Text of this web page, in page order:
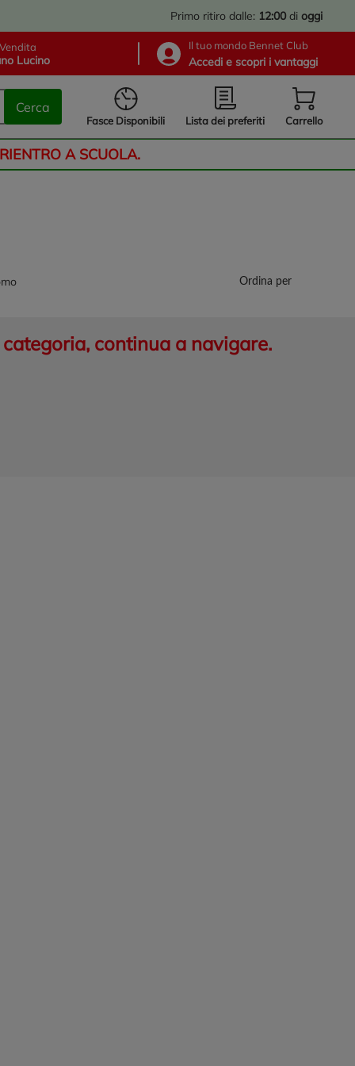
Primo ritiro dalle: 12:00 di oggi
Lucino
Il tuo mondo Bennet Club
Accedi e scopri i vantaggi
Cerca
Fasce Disponibili Lista dei preferiti Carrello
A SCUOLA.
Ordina per
continua a navigare.